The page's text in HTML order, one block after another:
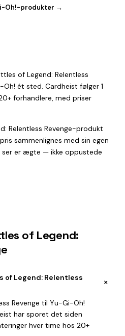
Oh!-produkter →
of Legend: Relentless
ét sted. Cardheist følger 1
forhandlere, med priser
Relentless Revenge-produkt
sammenlignes med sin egen
ser er ægte — ikke oppustede
of Legend:
of Legend: Relentless
+
Revenge til Yu-Gi-Oh!
har sporet det siden
hver time hos 20+